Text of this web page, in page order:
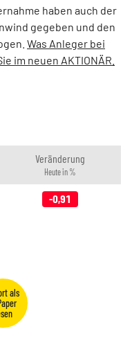
haben auch der
gegeben und den
Was Anleger bei
im neuen AKTIONÄR.
Veränderung
Heute in %
-0,91